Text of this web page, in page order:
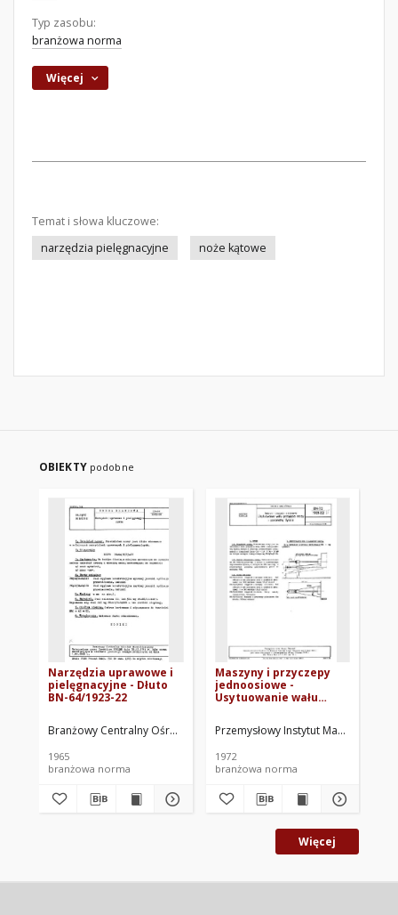
Typ zasobu:
branżowa norma
Więcej
Temat i słowa kluczowe:
narzędzia pielęgnacyjne
noże kątowe
OBIEKTY podobne
Narzędzia uprawowe i
pielęgnacyjne - Dłuto
BN-64/1923-22
Branżowy Centralny Ośrodek Normalizacyjny. Oprac.
1965
branżowa norma
Maszyny i przyczepy
jednoosiowe -
Usytuowanie wału
parametry dyszla BN-
72/1901-02
Przemysłowy Instytut Maszyn
1972
branżowa norma
Więcej